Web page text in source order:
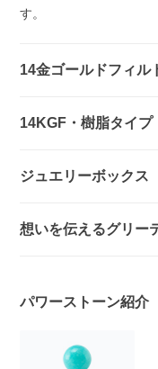
す。
14金ゴールドフィル
14KGF・樹脂タイ
ジュエリーボックス
想いを伝えるグリー
パワーストーン紹介